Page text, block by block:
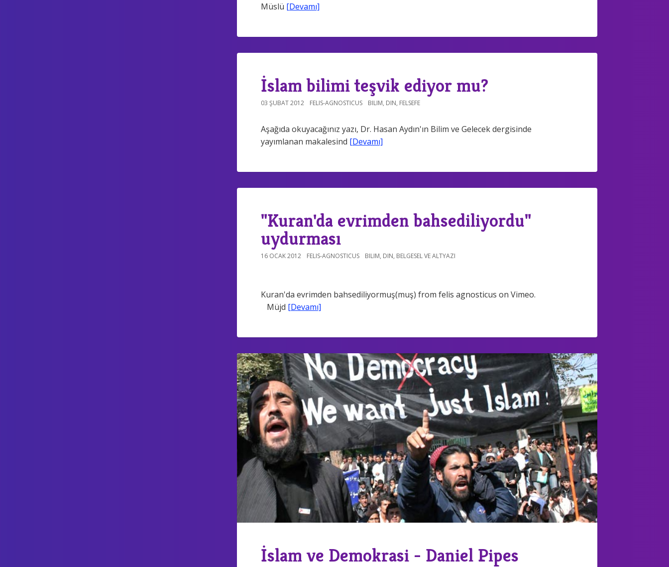
Müslü [Devamı]
İslam bilimi teşvik ediyor mu?
03 ŞUBAT 2012 FELIS-AGNOSTICUS BILIM, DIN, FELSEFE
Aşağıda okuyacağınız yazı, Dr. Hasan Aydın'ın Bilim ve Gelecek dergisinde
yayımlanan makalesind [Devamı]
"Kuran'da evrimden bahsediliyordu"
uydurması
16 OCAK 2012 FELIS-AGNOSTICUS BILIM, DIN, BELGESEL VE ALTYAZI
Kuran'da evrimden bahsediliyormuş(muş) from felis agnosticus on Vimeo.
Müjd [Devamı]
İslam ve Demokrasi - Daniel Pipes